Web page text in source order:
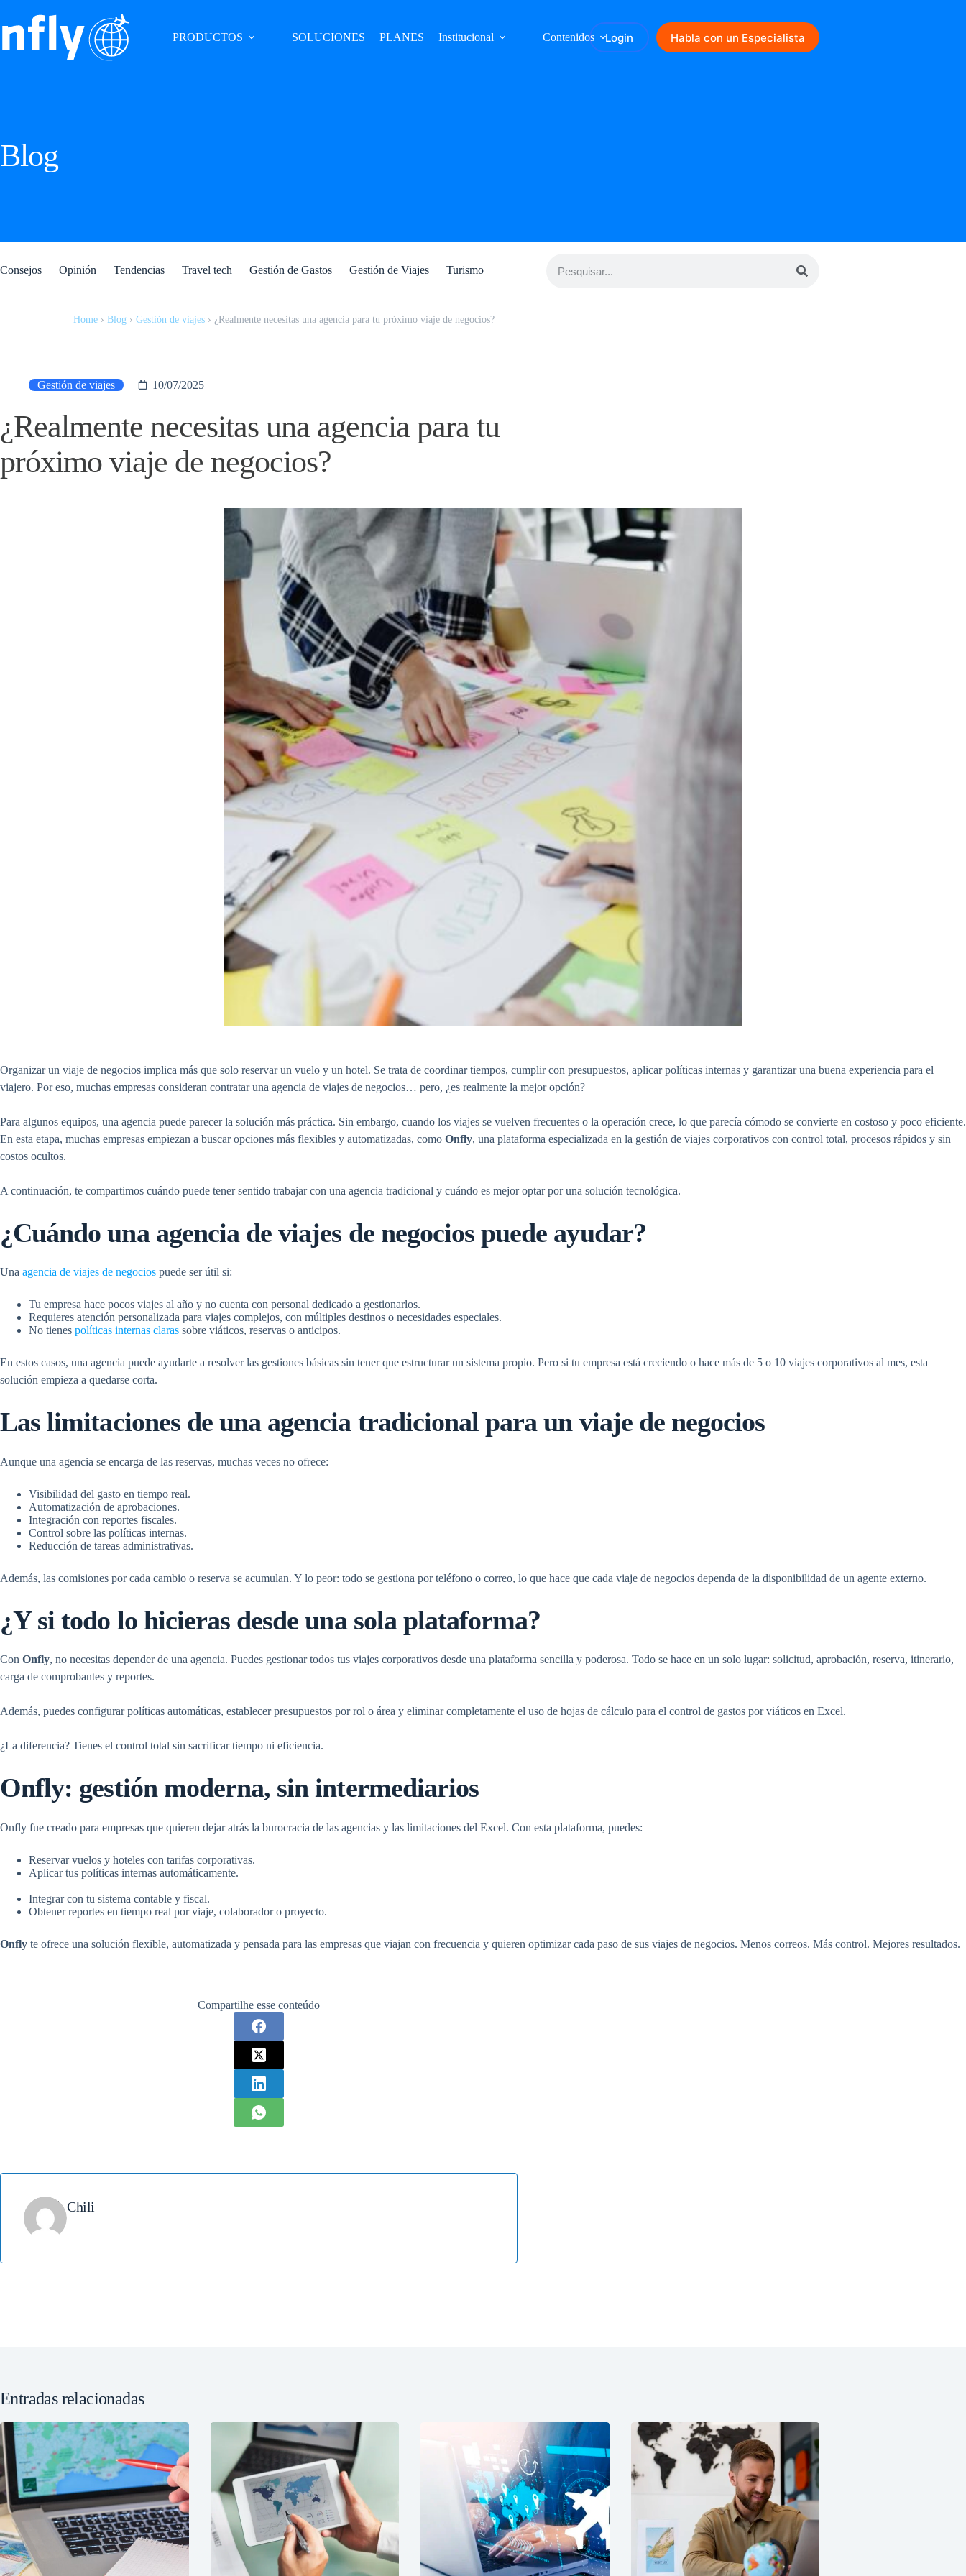
PRODUCTOS SOLUCIONES PLANES Institucional Contenidos Login Habla con un Especialista
Blog
Consejos Opinión Tendencias Travel tech Gestión de Gastos Gestión de Viajes Turismo
Home › Blog › Gestión de viajes › ¿Realmente necesitas una agencia para tu próximo viaje de negocios?
Gestión de viajes 10/07/2025
¿Realmente necesitas una agencia para tu
próximo viaje de negocios?
Organizar un viaje de negocios implica más que solo reservar un vuelo y un hotel. Se trata de coordinar tiempos, cumplir con presupuestos, aplicar políticas internas y garantizar una buena experiencia para el
viajero. Por eso, muchas empresas consideran contratar una agencia de viajes de negocios… pero, ¿es realmente la mejor opción?
Para algunos equipos, una agencia puede parecer la solución más práctica. Sin embargo, cuando los viajes se vuelven frecuentes o la operación crece, lo que parecía cómodo se convierte en costoso y poco eficiente.
En esta etapa, muchas empresas empiezan a buscar opciones más flexibles y automatizadas, como Onfly, una plataforma especializada en la gestión de viajes corporativos con control total, procesos rápidos y sin
costos ocultos.
A continuación, te compartimos cuándo puede tener sentido trabajar con una agencia tradicional y cuándo es mejor optar por una solución tecnológica.
¿Cuándo una agencia deviajes de negocios puede ayudar?
Una agencia de viajes de negocios puede ser útil si:
Tu empresa hace pocos viajes al año y no cuenta con personal dedicado a gestionarlos.
Requieres atención personalizada para viajes complejos, con múltiples destinos o necesidades especiales.
No tienes políticas internas claras sobre viáticos, reservas o anticipos.
En estos casos, una agencia puede ayudarte a resolver las gestiones básicas sin tener que estructurar un sistema propio. Pero si tu empresa está creciendo o hace más de 5 o 10 viajes corporativos al mes, esta
solución empieza a quedarse corta.
Las limitaciones de una agencia tradicional para un viaje de negocios
Aunque una agencia se encarga de las reservas, muchas veces no ofrece:
Visibilidad del gasto en tiempo real.
Automatización de aprobaciones.
Integración con reportes fiscales.
Control sobre las políticas internas.
Reducción de tareas administrativas.
Además, las comisiones por cada cambio o reserva se acumulan. Y lo peor: todo se gestiona por teléfono o correo, lo que hace que cada viaje de negocios dependa de la disponibilidad de un agente externo.
¿Y si todo lo hicieras desde una sola plataforma?
Con Onfly, no necesitas depender de una agencia. Puedes gestionar todos tus viajes corporativos desde una plataforma sencilla y poderosa. Todo se hace en un solo lugar: solicitud, aprobación, reserva, itinerario,
carga de comprobantes y reportes.
Además, puedes configurar políticas automáticas, establecer presupuestos por rol o área y eliminar completamente el uso de hojas de cálculo para el control de gastos por viáticos en Excel.
¿La diferencia? Tienes el control total sin sacrificar tiempo ni eficiencia.
Onfly: gestión moderna, sin intermediarios
Onfly fue creado para empresas que quieren dejar atrás la burocracia de las agencias y las limitaciones del Excel. Con esta plataforma, puedes:
Reservar vuelos y hoteles con tarifas corporativas.
Aplicar tus políticas internas automáticamente.
Integrar con tu sistema contable y fiscal.
Obtener reportes en tiempo real por viaje, colaborador o proyecto.
Onfly te ofrece una solución flexible, automatizada y pensada para las empresas que viajan con frecuencia y quieren optimizar cada paso de sus viajes de negocios. Menos correos. Más control. Mejores resultados.
Compartilhe esse conteúdo
Chili
Entradas relacionadas